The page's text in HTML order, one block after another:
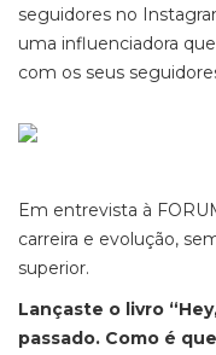
seguidores no
uma influenciadora
com os seus
Em entrevista à
carreira e evolução,
superior.
Lançaste o livro
passado. Como é